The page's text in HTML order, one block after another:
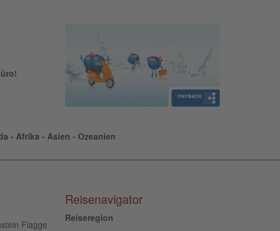
- Afrika - Asien - Ozeanien
Reisenavigator
Reiseregion